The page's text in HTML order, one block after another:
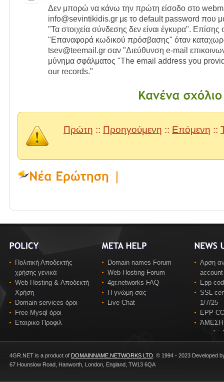
Δεν μπορώ να κάνω την πρώτη είσοδο στο
info@sevintikidis.gr με το default password που
"Τα στοιχεία σύνδεσης δεν είναι έγκυρα". Επίσης
"Επαναφορά κωδικού πρόσβασης" όταν
tsev@teemail.gr σαν "Διεύθυνση e-mail
μύνημα σφάλματος "The email address you
our records."
Πρώτη :: Προηγούμενη :: Επόμενη ::
Πολιτική Αποδεκτής
χρήσης γενικά
Web Hosting & Αποδεκτή
Χρήση
Domain services όροι
Free Mysql όροι
Εταιρικο Προφιλ
Domain names Forum
Web Hosting Forum
4gr.networks FAQ
Η γνώμη σας
Live Chat
Αρση
Epp
SSL
1/7/25
EPP
ΆΜΕΣΗ
email
4GR.NET is a product of DOMAINNAME.NETWORKS LTD . © 1994 - 2023 Developed
67 Hounslow Road, Hanworth, London, England, TW13 6QA